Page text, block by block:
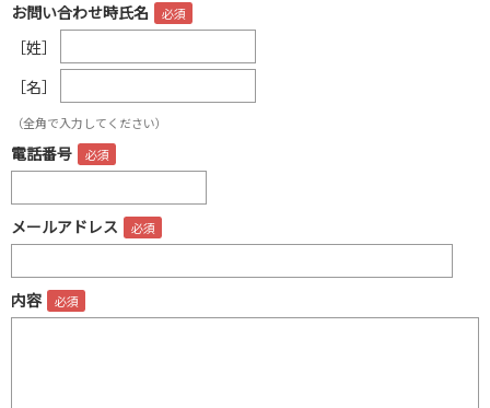
お問い合わせ時氏名
［姓］
［名］
（全角で入力してください）
電話番号
メールアドレス
内容